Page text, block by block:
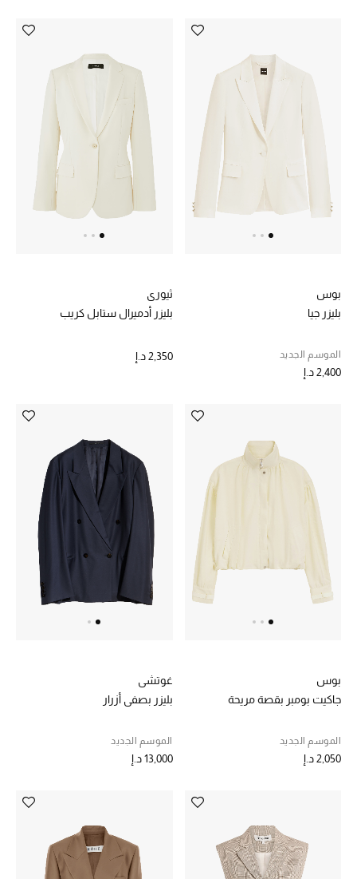
تسوقوا الأحذية
الجمال
خصومات
الأكثر مبيعاً
مكتشف العطور
العناية بالبشرة
مستحضرات العناية
مستحضرات الاستحمام والعناية بالجسم
العناية بالشعر
مجموعة الجمال
دليل مستلزمات الجمال
عطور الربيع
بوس
بليزر جيا
الموسم الجديد
2,400 د.إ
ثيوري
بليزر أدميرال ستابل كريب
2,350 د.إ
بوس
جاكيت بومبر بقصة مريحة
الموسم الجديد
2,050 د.إ
غوتشي
بليزر بصفي أزرار
الموسم الجديد
13,000 د.إ